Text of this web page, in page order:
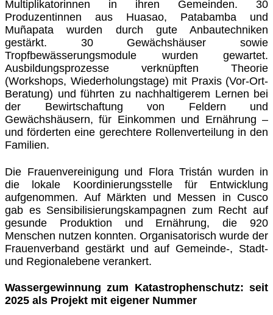
Multiplikatorinnen in ihren Gemeinden. 30
Produzentinnen aus Huasao, Patabamba und
Muñapata wurden durch gute Anbautechniken
gestärkt. 30 Gewächshäuser sowie
Tropfbewässerungsmodule wurden gewartet.
Ausbildungsprozesse verknüpften Theorie
(Workshops, Wiederholungstage) mit Praxis (Vor-Ort-
Beratung) und führten zu nachhaltigerem Lernen bei
der Bewirtschaftung von Feldern und
Gewächshäusern, für Einkommen und Ernährung –
und förderten eine gerechtere Rollenverteilung in den
Familien.
Die Frauenvereinigung und Flora Tristán wurden in
die lokale Koordinierungsstelle für Entwicklung
aufgenommen. Auf Märkten und Messen in Cusco
gab es Sensibilisierungskampagnen zum Recht auf
gesunde Produktion und Ernährung, die 920
Menschen nutzen konnten. Organisatorisch wurde der
Frauenverband gestärkt und auf Gemeinde-, Stadt-
und Regionalebene verankert.
Wassergewinnung zum Katastrophenschutz: seit
2025 als Projekt mit eigener Nummer